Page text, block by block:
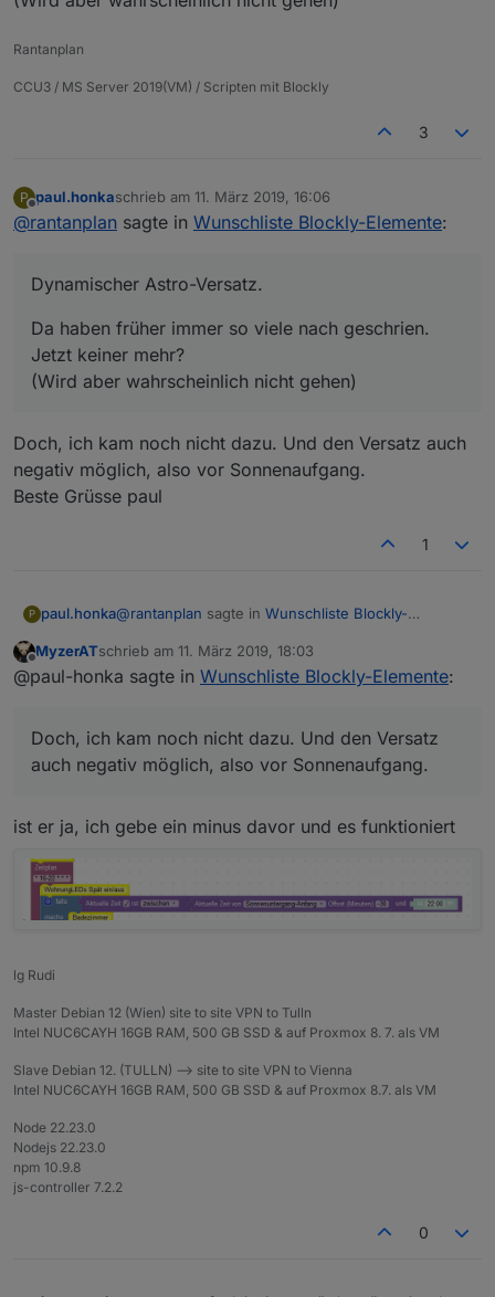
Rantanplan
CCU3 / MS Server 2019(VM) / Scripten mit Blockly
3
P
Offline
paul.honkaschrieb am 11. März 2019, 16:06
zuletzt editiert von
@rantanplan sagte in Wunschliste Blockly-Elemente:
Dynamischer Astro-Versatz.
Da haben früher immer so viele nach geschrien.
Jetzt keiner mehr?
(Wird aber wahrscheinlich nicht gehen)
Doch, ich kam noch nicht dazu. Und den Versatz auch
negativ möglich, also vor Sonnenaufgang.
Beste Grüsse paul
1
P paul.honka@rantanplan sagte in Wunschliste Blockly-
Dynamischer Astro-Versatz.
geschrien. Jetzt keiner mehr?
(Wird aber wahrscheinlich nicht gehen)
auch negativ möglich, also vor Sonnenaufgang.
Beste Grüsse paul
Offline
MyzerATschrieb am 11. März 2019, 18:03
zuletzt editiert von
@paul-honka sagte in Wunschliste Blockly-Elemente:
Doch, ich kam noch nicht dazu. Und den Versatz
auch negativ möglich, also vor Sonnenaufgang.
ist er ja, ich gebe ein minus davor und es funktioniert
lg Rudi
Master Debian 12 (Wien) site to site VPN to Tulln
Intel NUC6CAYH 16GB RAM, 500 GB SSD & auf Proxmox 8. 7. als VM
Slave Debian 12. (TULLN) --> site to site VPN to Vienna
Intel NUC6CAYH 16GB RAM, 500 GB SSD & auf Proxmox 8.7. als VM
Node 22.23.0
Nodejs 22.23.0
npm 10.9.8
js-controller 7.2.2
0